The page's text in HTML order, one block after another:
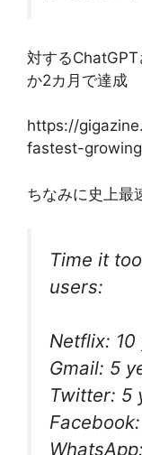
対する
か2カ月で達成
https://
fastest-
ちなみに史上最
Time it
users:
Netflix: 10
Gmail: 5
Twitter: 5